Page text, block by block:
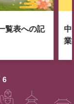
6
覧表への記
中
業